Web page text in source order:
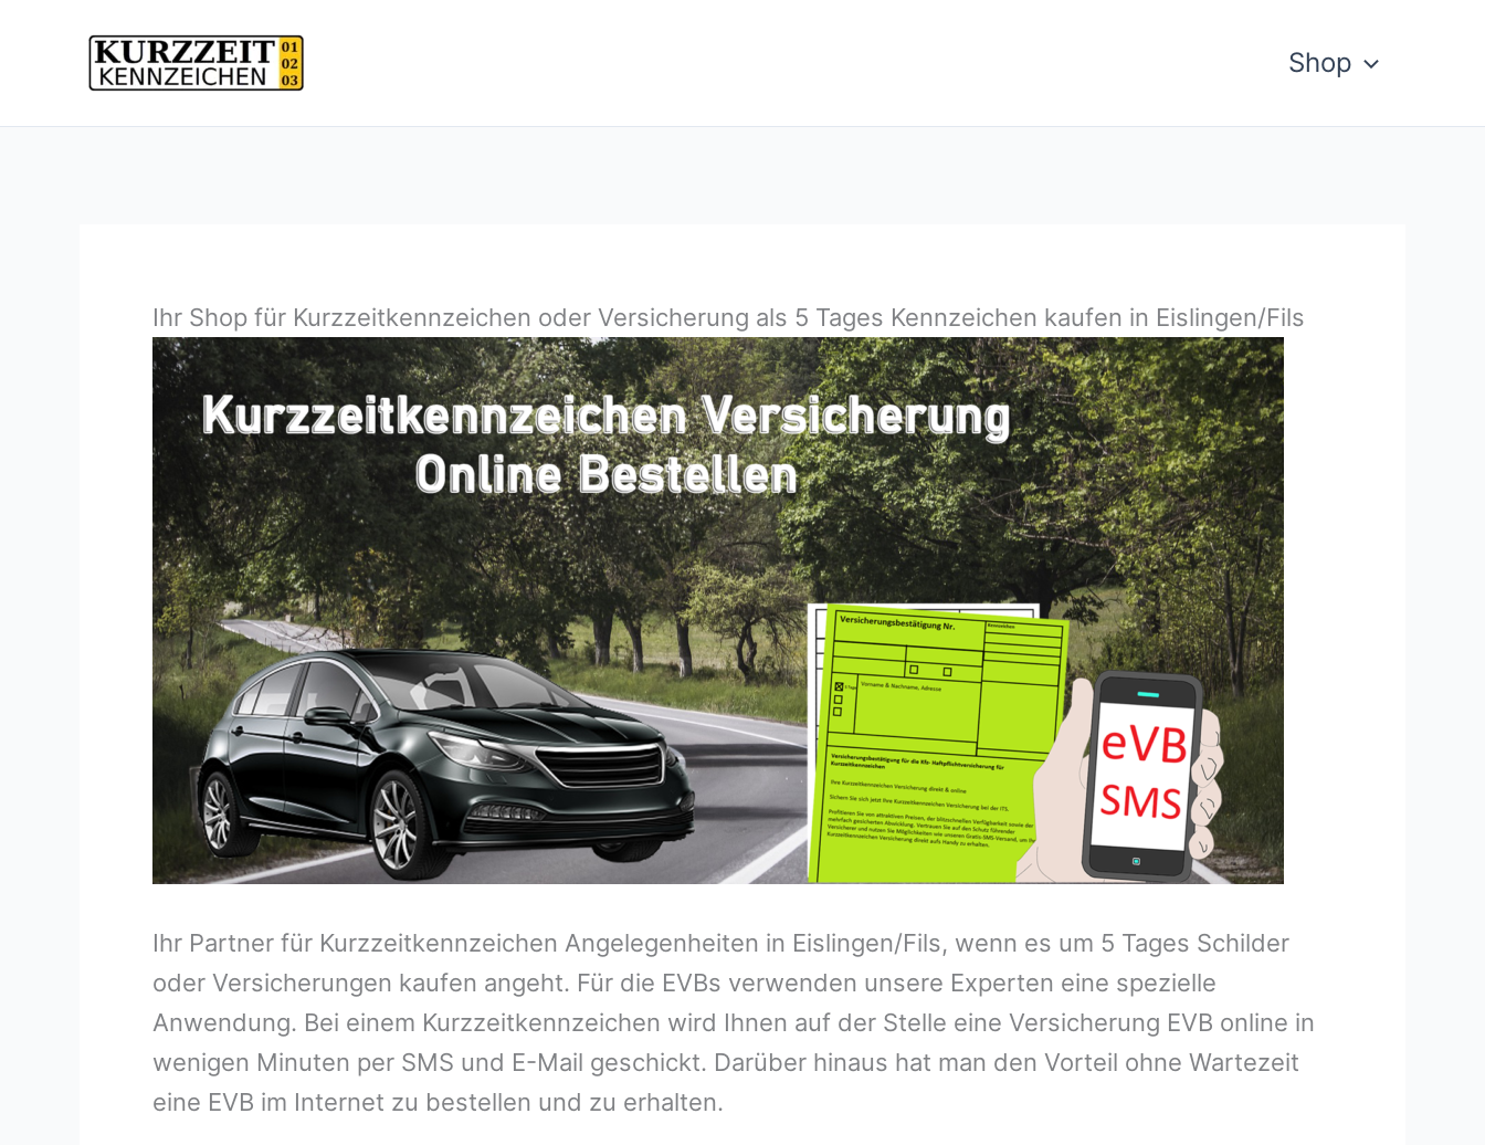
springen
Shop
Ihr Shop für Kurzzeitkennzeichen oder Versicherung als 5 Tages Kennzeichen kaufen in Eislingen/Fils
Ihr Partner für Kurzzeitkennzeichen Angelegenheiten in Eislingen/Fils, wenn es um 5 Tages Schilder
oder Versicherungen kaufen angeht. Für die EVBs verwenden unsere Experten eine spezielle
Anwendung. Bei einem Kurzzeitkennzeichen wird Ihnen auf der Stelle eine Versicherung EVB online in
wenigen Minuten per SMS und E-Mail geschickt. Darüber hinaus hat man den Vorteil ohne Wartezeit
eine EVB im Internet zu bestellen und zu erhalten.